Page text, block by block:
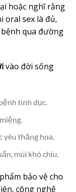
hoặc nghĩ rằng
oral sex là đủ,
qua đường
vào đời sống
tình dục.
yêu thăng hoa.
mùi khó chịu.
bảo vệ cho
công nghệ